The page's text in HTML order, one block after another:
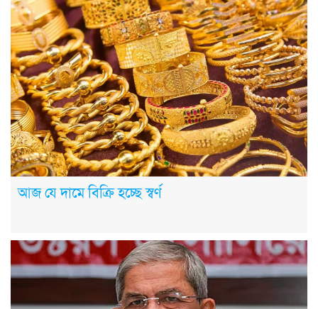
আজ যে দামে বিক্রি হচ্ছে স্বর্ণ